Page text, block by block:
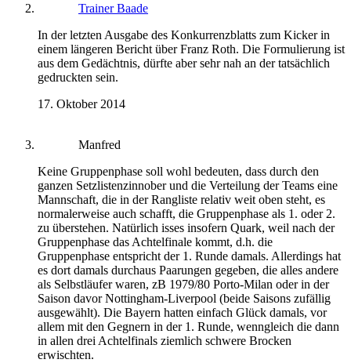
Trainer Baade
In der letzten Ausgabe des Konkurrenzblatts zum Kicker in
einem längeren Bericht über Franz Roth. Die Formulierung ist
aus dem Gedächtnis, dürfte aber sehr nah an der tatsächlich
gedruckten sein.
17. Oktober 2014
Manfred
Keine Gruppenphase soll wohl bedeuten, dass durch den
ganzen Setzlistenzinnober und die Verteilung der Teams eine
Mannschaft, die in der Rangliste relativ weit oben steht, es
normalerweise auch schafft, die Gruppenphase als 1. oder 2.
zu überstehen. Natürlich isses insofern Quark, weil nach der
Gruppenphase das Achtelfinale kommt, d.h. die
Gruppenphase entspricht der 1. Runde damals. Allerdings hat
es dort damals durchaus Paarungen gegeben, die alles andere
als Selbstläufer waren, zB 1979/80 Porto-Milan oder in der
Saison davor Nottingham-Liverpool (beide Saisons zufällig
ausgewählt). Die Bayern hatten einfach Glück damals, vor
allem mit den Gegnern in der 1. Runde, wenngleich die dann
in allen drei Achtelfinals ziemlich schwere Brocken
erwischten.